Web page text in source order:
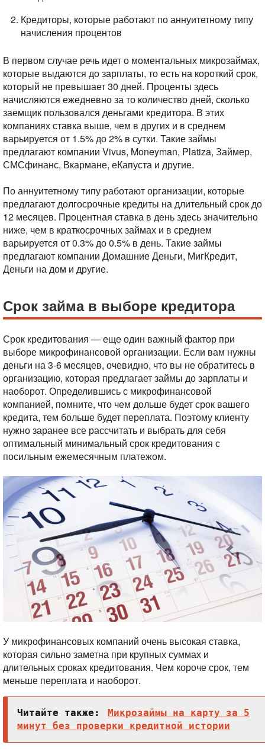
Кредиторы, которые работают по аннуитетному типу
начисления процентов
В первом случае речь идет о моментальных микрозаймах,
которые выдаются до зарплаты, то есть на короткий срок,
который не превышает 30 дней. Проценты здесь
начисляются ежедневно за то количество дней, сколько
заемщик пользовался деньгами кредитора. В этих
компаниях ставка выше, чем в других и в среднем
варьируется от 1.5% до 2% в сутки. Такие займы
предлагают компании Vivus, Moneyman, Platiza, Займер,
СМСфинанс, Вкармане, еКапуста и другие.
По аннуитетному типу работают организации, которые
предлагают долгосрочные кредиты на длительный срок до
12 месяцев. Процентная ставка в день здесь значительно
ниже, чем в краткосрочных займах и в среднем
варьируется от 0.3% до 0.5% в день. Такие займы
предлагают компании Домашние Деньги, МигКредит,
Деньги на дом и другие.
Срок займа в выборе кредитора
Срок кредитования — еще один важный фактор при
выборе микрофинансовой организации. Если вам нужны
деньги на 3-6 месяцев, очевидно, что вы не обратитесь в
организацию, которая предлагает займы до зарплаты и
наоборот. Определившись с микрофинансовой
компанией, помните, что чем дольше будет срок вашего
кредита, тем больше будет переплата. Поэтому клиенту
нужно заранее все рассчитать и выбрать для себя
оптимальный минимальный срок кредитования с
посильным ежемесячным платежом.
У микрофинансовых компаний очень высокая ставка,
которая сильно заметна при крупных суммах и
длительных сроках кредитования. Чем короче срок, тем
меньше переплата и наоборот.
Читайте также:
Микрозаймы на карту за 5
минут без проверки кредитной истории